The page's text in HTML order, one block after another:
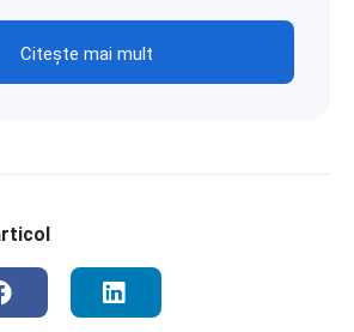
Citește mai mult